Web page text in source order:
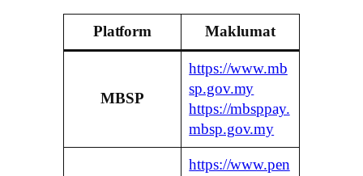
Platform Maklumat
MBSP
https://www.mb
sp.gov.my
https://mbsppay.
mbsp.gov.my
https://www.pen